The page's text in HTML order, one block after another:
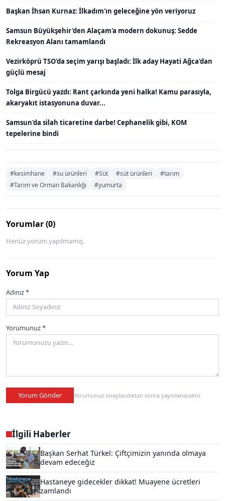
Başkan İhsan Kurnaz: İlkadım'ın geleceğine yön veriyoruz
Samsun Büyükşehir'den Alaçam'a modern dokunuş: Sedde
Rekreasyon Alanı tamamlandı
Vezirköprü TSO'da seçim yarışı başladı: İlk aday Hayati Ağca'dan
güçlü mesaj
Tolga Birgücü yazdı: Rant çarkında yeni halka! Kamu parasıyla,
akaryakıt istasyonuna duvar...
Samsun'da silah ticaretine darbe! Cephanelik gibi, KOM
tepelerine bindi
#kesimhane #su ürünleri #Süt #süt ürünleri
#tarım
#Tarım ve Orman Bakanlığı
#yumurta
Yorumlar (0)
Henüz yorum yapılmamış.
Yorum Yap
Adınız *
Yorumunuz *
Yorum Gönder Yorumunuz onaylandıktan sonra yayınlanacaktır.
İlgili Haberler
Başkan Serhat Türkel: Çiftçimizin yanında olmaya
devam edeceğiz
Hastaneye gidecekler dikkat! Muayene ücretleri
zamlandı